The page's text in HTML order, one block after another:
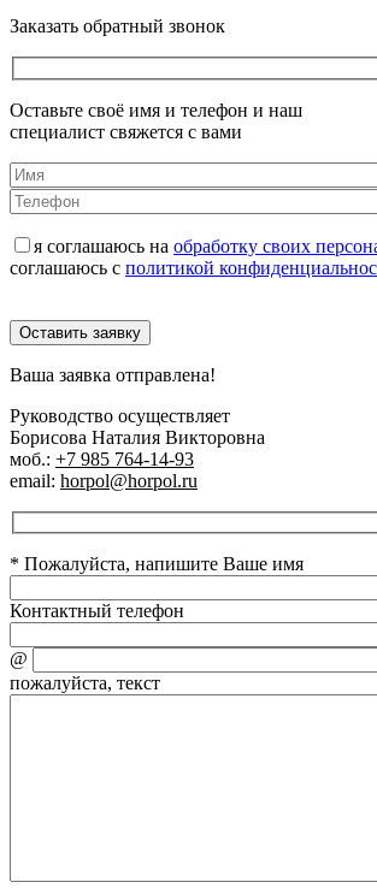
Заказать обратный звонок
Оставьте своё имя и телефон и наш
специалист свяжется с вами
я соглашаюсь на обработку своих
соглашаюсь с политикой
Оставить заявку
Ваша заявка отправлена!
Руководство осуществляет
Борисова Наталия Викторовна
моб.: +7 985 764-14-93
email: horpol@horpol.ru
* Пожалуйста, напишите Ваше имя
Контактный телефон
@
пожалуйста, текст